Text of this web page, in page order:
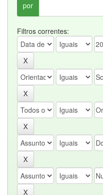
por
Filtros correntes: